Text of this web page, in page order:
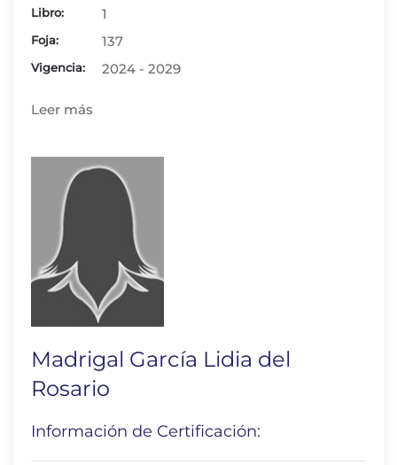
Libro: 1
Foja: 137
Vigencia: 2024 - 2029
Leer más
Madrigal García Lidia del
Rosario
Información de Certificación: